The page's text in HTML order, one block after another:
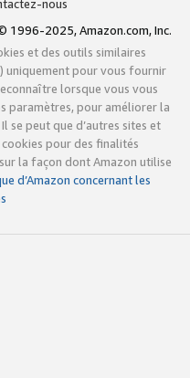
nous
1996-2025, Amazon.com, Inc.
et des outils similaires
uniquement pour vous fournir
lorsque vous vous
paramètres, pour améliorer la
se peut que d’autres sites et
cookies pour des finalités
la façon dont Amazon utilise
d’Amazon concernant les